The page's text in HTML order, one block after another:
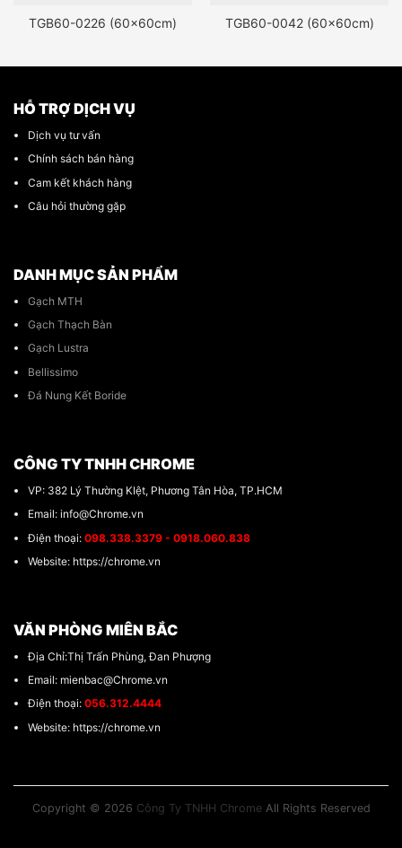
TGB60-0226 (60x60cm) TGB60-0042 (60x60cm)
HỖ TRỢ DỊCH VỤ
Dịch vụ tư vấn
Chính sách bán hàng
Cam kết khách hàng
Câu hỏi thường gặp
DANH MỤC SẢN PHẨM
Gạch MTH
Gạch Thạch Bàn
Gạch Lustra
Bellissimo
Đá Nung Kết Boride
CÔNG TY TNHH CHROME
VP: 382 Lý Thường KIệt, Phương Tân Hòa, TP.HCM
Email: info@Chrome.vn
Điện thoại: 098.338.3379 - 0918.060.838
Website: https://chrome.vn
VĂN PHÒNG MIÊN BẮC
Địa Chỉ:Thị Trấn Phùng, Đan Phượng
Email: mienbac@Chrome.vn
Điện thoại: 056.312.4444
Website: https://chrome.vn
Copyright © 2026 Công Ty TNHH ChromeAll Rights Reserved